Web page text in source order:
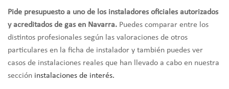
Pide presupuesto a uno de los instaladores oficiales autorizados
y acreditados de gas en Navarra. Puedes comparar entre los
distintos profesionales según las valoraciones de otros
particulares en la ficha de instalador y también puedes ver
casos de instalaciones reales que han llevado a cabo en nuestra
sección instalaciones de interés.